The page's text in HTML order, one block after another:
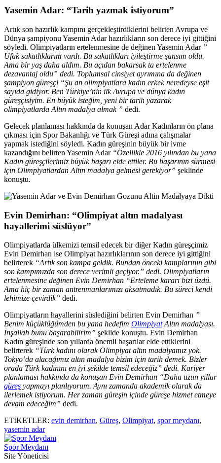
Yasemin Adar: “Tarih yazmak istiyorum”
Artık son hazırlık kampını gerçekleştirdiklerini belirten Avrupa ve
Dünya şampiyonu Yasemin Adar hazırlıkların son derece iyi gittiğini
söyledi. Olimpiyatların ertelenmesine de değinen Yasemin Adar ”
Ufak sakatlıklarım vardı. Bu sakatlıkları iyileştirme şansım oldu.
Ama bir yaş daha aldım. Bu açıdan bakarsak ta ertelenme
dezavantaj oldu” dedi. Toplumsal cinsiyet ayrımına da değinen
şampiyon güreşçi “Şu an olimpiyatlara kadın erkek neredeyse eşit
sayıda gidiyor. Ben Türkiye’nin ilk Avrupa ve dünya kadın
güreşçisiyim. En büyük isteğim, yeni bir tarih yazarak
olimpiyatlarda Altın madalya almak ” dedi.
Gelecek planlaması hakkında da konuşan Adar Kadınların ön plana
çıkması için Spor Bakanlığı ve Türk Güreşi adına çalışmalar
yapmak istediğini söyledi. Kadın güreşinin büyük bir ivme
kazandığını belirten Yasemin Adar “Özellikle 2016 yılından bu yana
Kadın güreşçilerimiz büyük başarı elde ettiler. Bu başarının sürmesi
için Olimpiyatlardan Altın madalya gelmesi gerekiyor” şeklinde
konuştu.
Evin Demirhan: “Olimpiyat altın madalyası
hayallerimi süslüyor”
Olimpiyatlarda ülkemizi temsil edecek bir diğer Kadın güreşçimiz
Evin Demirhan ise Olimpiyat hazırlıklarının son derece iyi gittiğini
belirterek “Artık son kampa geldik. Bundan önceki kamplarının gibi
son kampımızda son derece verimli geçiyor.” dedi. Olimpiyatların
ertelenmesine değinen Evin Demirhan “Erteleme kararı bizi üzdü.
Ama hiç bir zaman antrenmanlarımızı aksatmadık. Bu süreci kendi
lehimize çevirdik” dedi.
Olimpiyatların hayallerini süslediğini belirten Evin Demirhan ”
Benim küçüklüğümden bu yana hedefim OlimpiyatAltın madalyası.
İnşallah bunu başarabilirim” şekilde konuştu. Evin Demirhan
Kadın güreşinde son yıllarda önemli başarılar elde ettiklerini
belirterek “Türk kadını olarak Olimpiyat altın madalyamız yok.
Tokyo’da alacağımız altın madalya bizim için tarih demek. Bizler
orada Türk kadınını en iyi şekilde temsil edeceğiz” dedi. Kariyer
planlaması hakkında da konuşan Evin Demirhan “Daha uzun yıllar
güreş yapmayı planlıyorum. Aynı zamanda akademik olarak da
ilerlemek istiyorum. Her zaman güreşin içinde güreşe hizmet etmeye
devam edeceğim” dedi.
ETİKETLER: evin demirhan, Güreş, Olimpiyat, spor meydanı,
yasemin adar
Spor Meydanı
Site Yöneticisi